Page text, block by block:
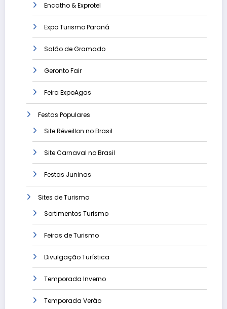
Encatho & Exprotel
Expo Turismo Paraná
Salão de Gramado
Geronto Fair
Feira ExpoAgas
Festas Populares
Site Réveillon no Brasil
Site Carnaval no Brasil
Festas Juninas
Sites de Turismo
Sortimentos Turismo
Feiras de Turismo
Divulgação Turística
Temporada Inverno
Temporada Verão